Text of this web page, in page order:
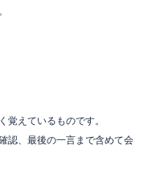
覚えているものです。
認、最後の一言まで含めて会